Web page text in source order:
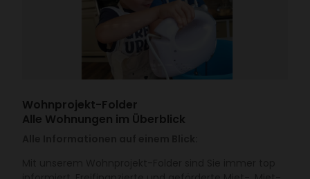
Wohn­pro­jekt-Folder
Alle Wohnungen im Überblick